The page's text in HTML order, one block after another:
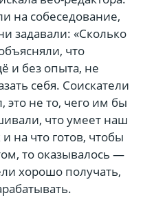
на собеседование,
задавали: «Сколько
что
и без опыта, не
себя. Соискатели
не то, чего им бы
что умеет наш
на что готов, чтобы
то оказывалось —
хорошо получать,